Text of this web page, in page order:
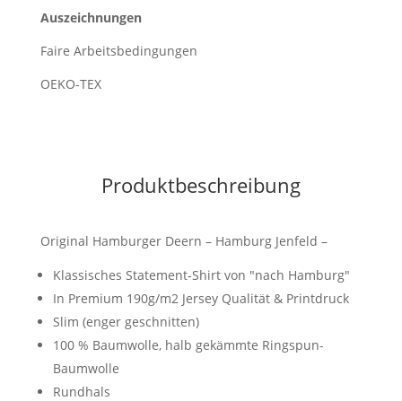
Auszeichnungen
Faire Arbeitsbedingungen
OEKO-TEX
Produktbeschreibung
Original Hamburger Deern – Hamburg Jenfeld –
Klassisches Statement-Shirt von "nach Hamburg"
In Premium 190g/m2 Jersey Qualität & Printdruck
Slim (enger geschnitten)
100 % Baumwolle, halb gekämmte Ringspun-
Baumwolle
Rundhals